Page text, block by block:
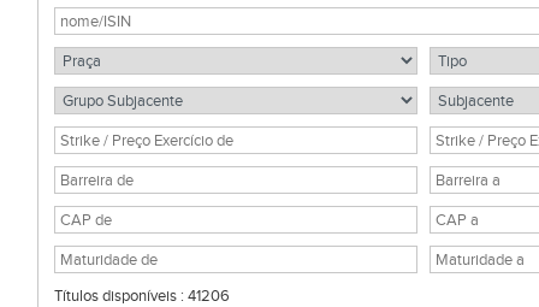
Títulos disponíveis : 41206